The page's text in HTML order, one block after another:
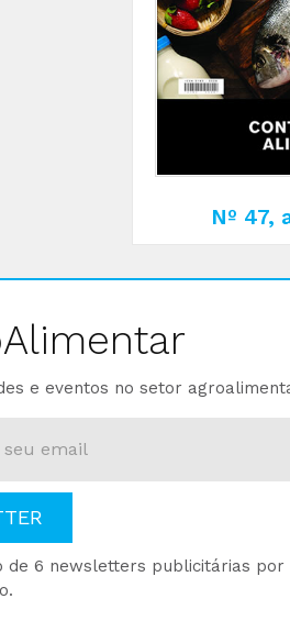
Nº 47,
e eventos no setor
6 newsletters publicitárias por